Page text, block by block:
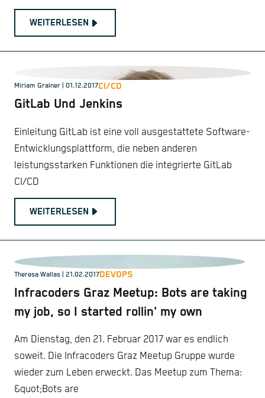
WEITERLESEN
Miriam Grainer | 01.12.2017CI/CD
GitLab Und Jenkins
Einleitung GitLab ist eine voll ausgestattete Software-
Entwicklungsplattform, die neben anderen
leistungsstarken Funktionen die integrierte GitLab
CI/CD
WEITERLESEN
Theresa Wallas | 21.02.2017DEVOPS
Infracoders Graz Meetup: Bots are taking
my job, so I started rollin' my own
Am Dienstag, den 21. Februar 2017 war es endlich
soweit. Die Infracoders Graz Meetup Gruppe wurde
wieder zum Leben erweckt. Das Meetup zum Thema:
&quot;Bots are